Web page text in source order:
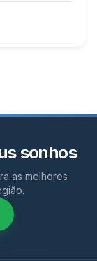
sonhos
as melhores